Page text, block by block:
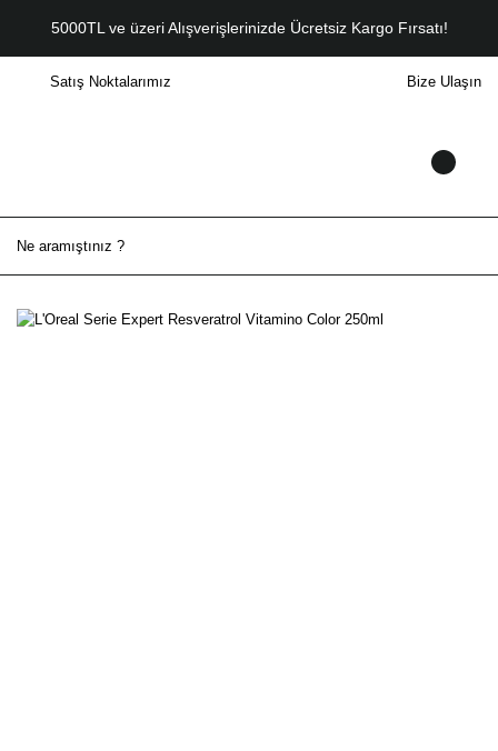
5000TL ve üzeri Alışverişlerinizde Ücretsiz Kargo Fırsatı!
Satış Noktalarımız Bize Ulaşın